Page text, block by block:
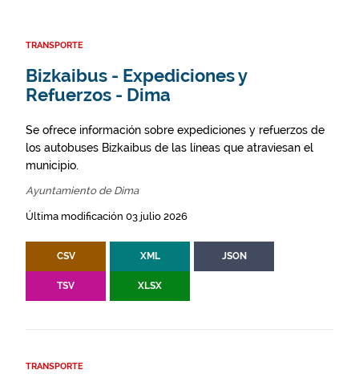
TRANSPORTE
Bizkaibus - Expediciones y
Refuerzos - Dima
Se ofrece información sobre expediciones y refuerzos de
los autobuses Bizkaibus de las líneas que atraviesan el
municipio.
Ayuntamiento de Dima
Última modificación 03 julio 2026
CSV XML JSON
TSV XLSX
TRANSPORTE